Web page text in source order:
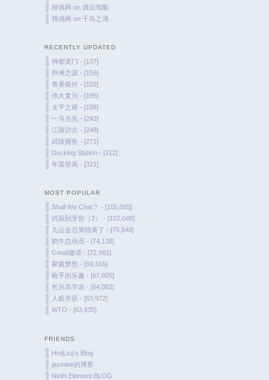
择偶网 on酒后驾船
择偶网 on千岛之湖
RECENTLY UPDATED
神都龙门 - [137]
外滩之源 - [156]
青果银丝 - [159]
伟大复兴 - [185]
太平之路 - [198]
一马当先 - [242]
江陵访古 - [248]
武陵捕鱼 - [271]
Docking Station - [312]
年底登高 - [321]
MOST POPULAR
Shall We Chat？ - [105,085]
武装到牙齿（2） - [102,048]
九运会总算结束了 - [75,948]
奶牛总动员 - [74,138]
Gmail邀请 - [72,981]
家庭梦想 - [69,316]
枪手的乐趣 - [67,805]
长兴岛学农 - [64,082]
人赃并获 - [63,972]
WTO - [63,935]
FRIENDS
HmjLxq's Blog
jasmine的博客
Ninth Element BLOG